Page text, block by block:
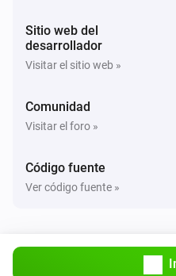
Entonces...
Enable self
Enable powerplay
Sitio web del
desarrollador
Visitar el sitio web »
Comunidad
Visitar el foro »
Código fuente
Ver código fuente »